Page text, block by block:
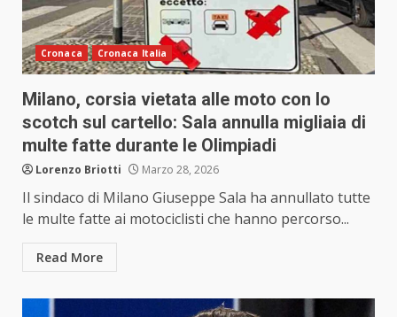
Cronaca Cronaca Italia
Milano, corsia vietata alle moto con lo
scotch sul cartello: Sala annulla migliaia di
multe fatte durante le Olimpiadi
Lorenzo Briotti Marzo 28, 2026
Il sindaco di Milano Giuseppe Sala ha annullato tutte
le multe fatte ai motociclisti che hanno percorso...
Read More